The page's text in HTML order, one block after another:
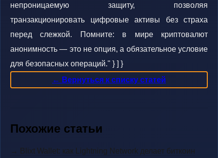
непроницаемую защиту, позволяя
транзакционировать цифровые активы без страха
перед слежкой. Помните: в мире криптовалют
анонимность — это не опция, а обязательное условие
для безопасных операций." } ] }
← Вернуться к списку статей
Похожие статьи
→ Blixt Wallet: как Lightning Network делает биткоин